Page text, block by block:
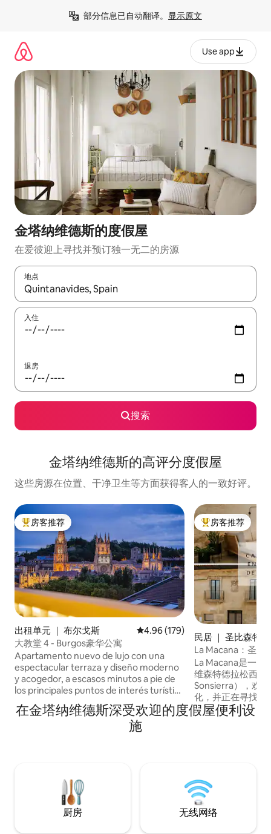
部分信息已自动翻译。 显示原文
Use app
金塔纳维德斯的度假屋
在爱彼迎上寻找并预订独一无二的房源
地点
如有搜索结果，请使用上下方向键查看，或通过点击或滑动手势
入住
退房
搜索
金塔纳维德斯的高评分度假屋
这些房源在位置、干净卫生等方面获得客人的一致好评。
热门「房客推荐」
房客推荐
出租单元 ｜ 布尔戈斯 平均评分 4.96 分（满分 5 分），
4.96 (179)
大教堂 4 - Burgos豪华公寓
Apartamento nuevo de lujo con una
espectacular terraza y diseño moderno
y acogedor, a escasos minutos a pie de
los principales puntos de interés turístico
de la ciudad de Burgos. Dispone de 3
habitaciones, una con cama de 150 x 200
cm y dos con cama nido (cama nido=2
equipada (incluido lavavajillas).
Capacidad máxima 5 adultos + 1 niño
menor de 14 años.
热门「房客推荐」
房客推荐
民居 ｜ 圣比森特
La Macana：圣维
La Macana是一座
维森特德拉松西拉
Sonsierra），欢
化，并正在寻找特
旅行者。 地理位
其百年酒庄仅10分
在金塔纳维德斯深受欢迎的度假屋便利设
施
厨房 无线网络